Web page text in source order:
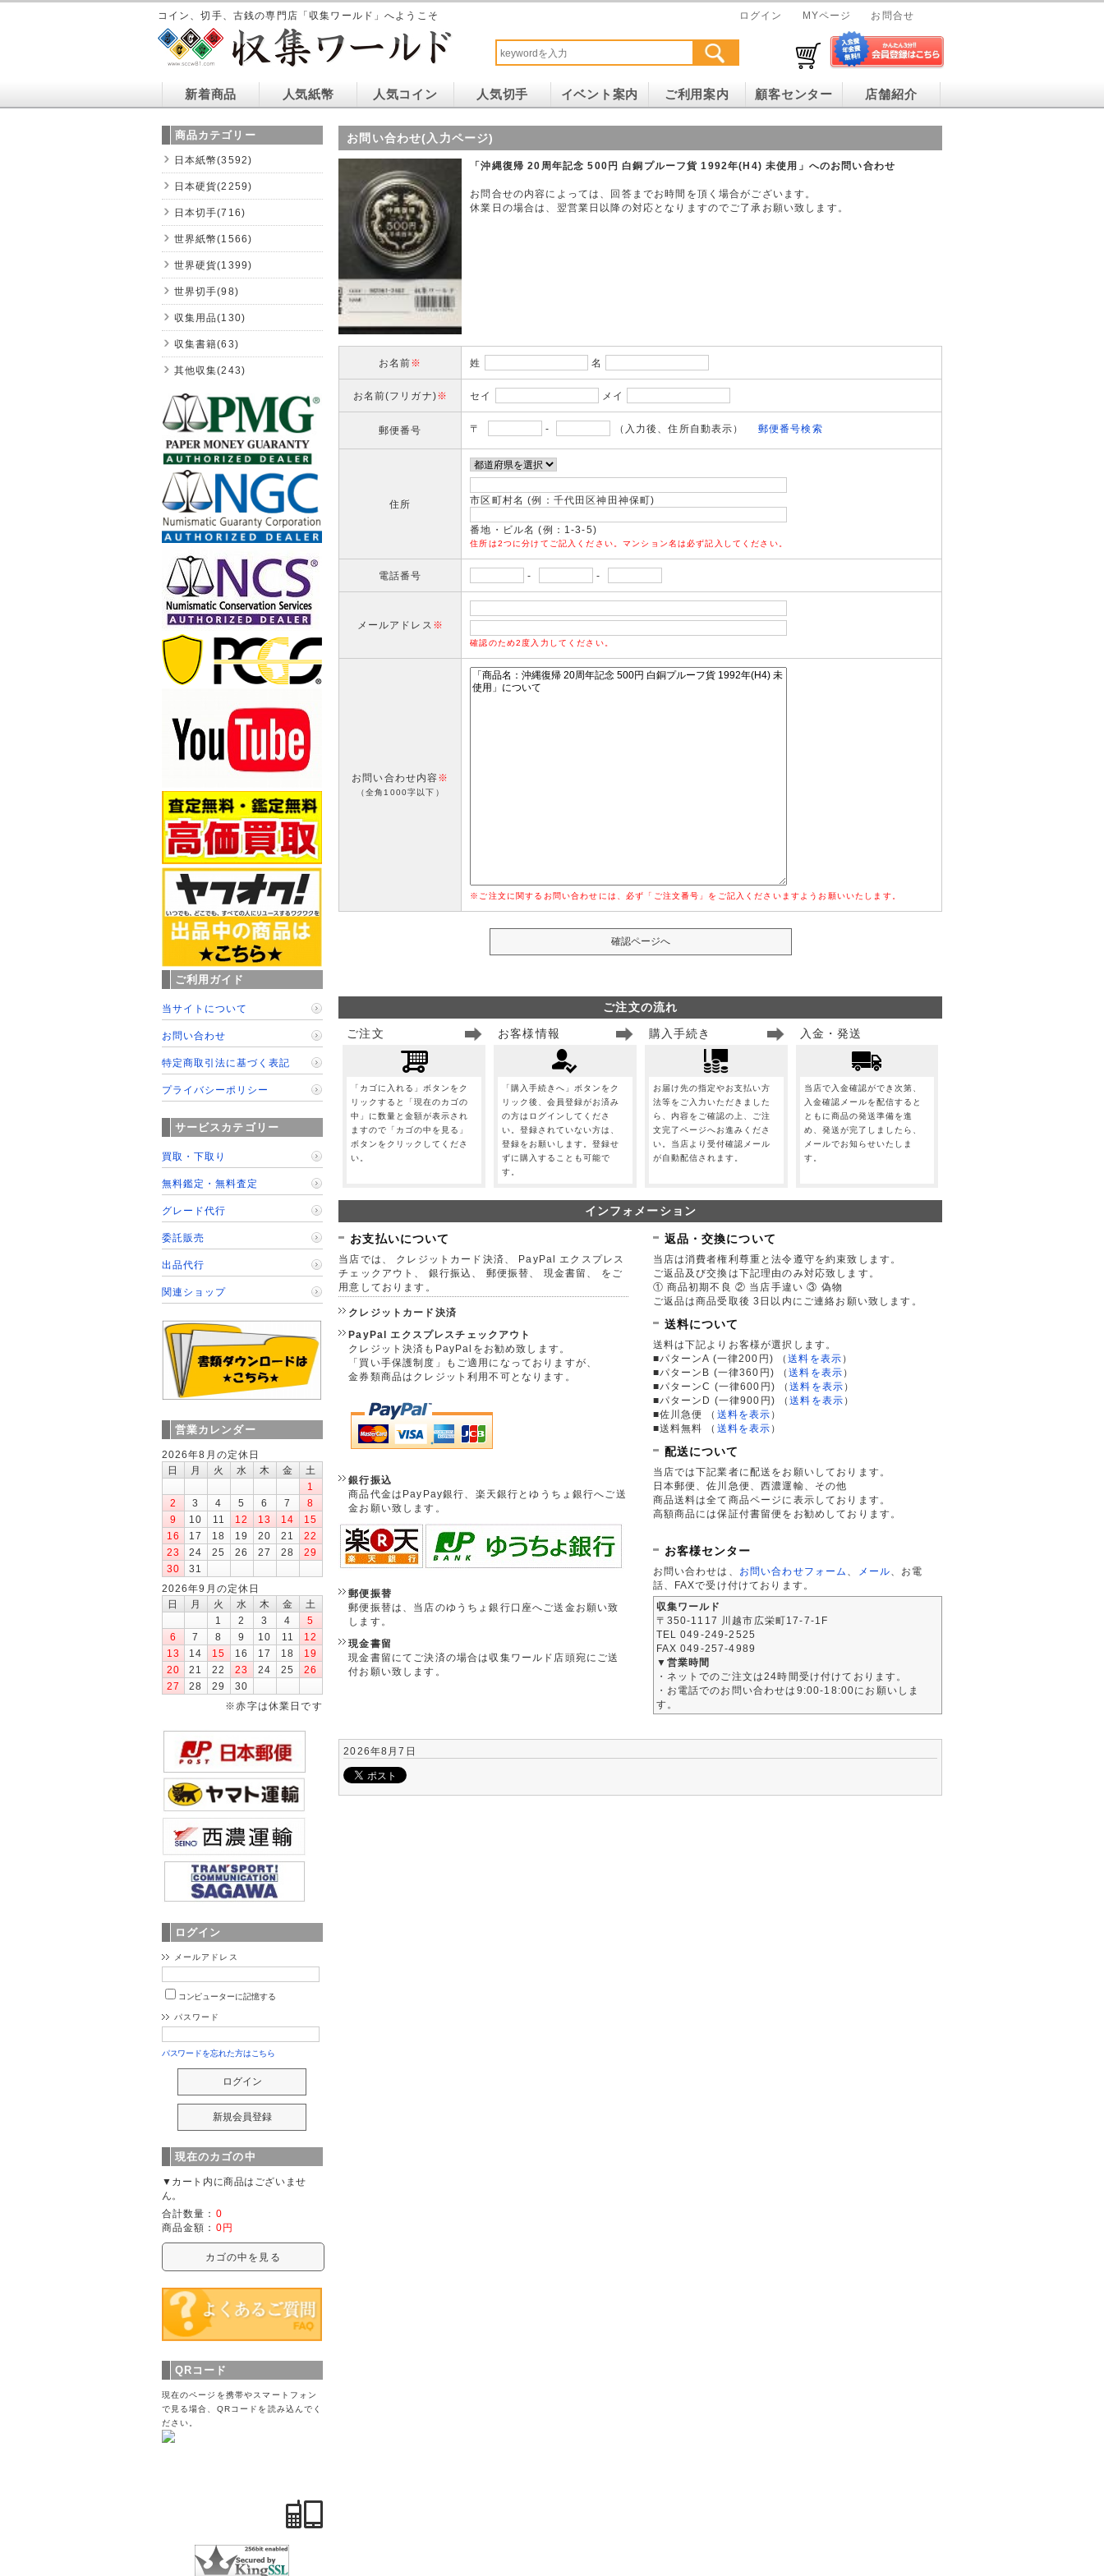
コイン、切手、古銭の専門店「収集ワールド」へようこそ ログイン MYページ お問合せ
新着商品 人気紙幣 人気コイン 人気切手 イベント案内 ご利用案内 顧客センター 店舗紹介
お問い合わせ(入力ページ)
「沖縄復帰 20周年記念 500円 白銅プルーフ貨 1992年(H4) 未使用」へのお問い合わせ
お問合せの内容によっては、回答までお時間を頂く場合がございます。
休業日の場合は、翌営業日以降の対応となりますのでご了承お願い致します。
お名前※ 姓 名
お名前(フリガナ)※ セイ メイ
郵便番号 〒 - （入力後、住所自動表示） 郵便番号検索
住所 市区町村名 (例：千代田区神田神保町)
番地・ビル名 (例：1-3-5)
住所は2つに分けてご記入ください。マンション名は必ず記入してください。
電話番号 - -
メールアドレス ※
確認のため2度入力してください。
お問い合わせ内容※
（全角1000字以下）
※ご注文に関するお問い合わせには、必ず「ご注文番号」をご記入くださいますようお願いいたします。
ご注文の流れ
ご注文
「カゴに入れる」ボタンをク
リックすると「現在のカゴの
中」に数量と金額が表示され
ますので「カゴの中を見る」
ボタンをクリックしてくださ
い。
お客様情報
「購入手続きへ」ボタンをク
リック後、会員登録がお済み
の方はログインしてくださ
い。登録されていない方は、
登録をお願いします。登録せ
ずに購入することも可能で
す。
購入手続き
お届け先の指定やお支払い方
法等をご入力いただきました
ら、内容をご確認の上、ご注
文完了ページへお進みくださ
い。当店より受付確認メール
が自動配信されます。
入金・発送
当店で入金確認ができ次第、
入金確認メールを配信すると
ともに商品の発送準備を進
め、発送が完了しましたら、
メールでお知らせいたしま
す。
インフォメーション
お支払いについて
当店では、 クレジットカード決済、 PayPal エクスプレス
チェックアウト、 銀行振込、 郵便振替、 現金書留、 をご
用意しております。
クレジットカード決済
PayPal エクスプレスチェックアウト
クレジット決済もPayPalをお勧め致します。
「買い手保護制度」もご適用になっておりますが、
金券類商品はクレジット利用不可となります。
銀行振込
商品代金はPayPay銀行、楽天銀行とゆうちょ銀行へご送
金お願い致します。
郵便振替
郵便振替は、当店のゆうちょ銀行口座へご送金お願い致
します。
現金書留
現金書留にてご決済の場合は収集ワールド店頭宛にご送
付お願い致します。
返品・交換について
当店は消費者権利尊重と法令遵守を約束致します。
ご返品及び交換は下記理由のみ対応致します。
① 商品初期不良 ② 当店手違い ③ 偽物
ご返品は商品受取後 3日以内にご連絡お願い致します。
送料について
送料は下記よりお客様が選択します。
■パターンA (一律200円)
（送料を表示 ）
■パターンB (一律360円)
（送料を表示 ）
■パターンC (一律600円)
（送料を表示 ）
■パターンD (一律900円)
（送料を表示 ）
■佐川急便
（ 送料を表示 ）
■送料無料
（ 送料を表示 ）
配送について
当店では下記業者に配送をお願いしております。
日本郵便、佐川急便、西濃運輸、その他
商品送料は全て商品ページに表示しております。
高額商品には保証付書留便をお勧めしております。
お客様センター
お問い合わせは、 お問い合わせフォーム メール 、お電
話、FAXで受け付けております。
収集ワールド
〒350-1117 川越市広栄町17-7-1F
TEL 049-249-2525
FAX 049-257-4989
▼営業時間
・ネットでのご注文は24時間受け付けております。
・お電話でのお問い合わせは9:00-18:00にお願いしま
す。
2026年8月7日
商品カテゴリー
日本紙幣(3592)
日本硬貨(2259)
日本切手(716)
世界紙幣(1566)
世界硬貨(1399)
世界切手(98)
収集用品(130)
収集書籍(63)
其他収集(243)
ご利用ガイド
当サイトについて
お問い合わせ
特定商取引法に基づく表記
プライバシーポリシー
サービスカテゴリー
買取・下取り
無料鑑定・無料査定
グレード代行
委託販売
出品代行
関連ショップ
営業カレンダー
2026年8月の定休日
日
月 火 水 木 金
土
1
2
3 4 5 6 7
8
9
10 11 12 13 14
15
16
17 18 19 20 21
22
23
24 25 26 27 28
29
30
31
2026年9月の定休日
日
月 火 水 木 金
土
1
2 3 4
5
6
7 8 9 10 11
12
13
14 15 16 17 18
19
20
21 22 23 24 25
26
27
28 29
30
※赤字は休業日です
ログイン
メールアドレス
コンピューターに記憶する
パスワード
パスワードを忘れた方はこちら
現在のカゴの中
▼カート内に商品はございませ
ん。
合計数量： 0
商品金額： 0円
カゴの中を見る
QRコード
現在のページを携帯やスマートフォン
で見る場合、QRコードを読み込んでく
ださい。